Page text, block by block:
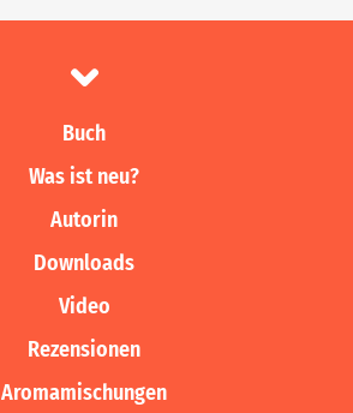
Buch
Was ist neu?
Autorin
Downloads
Video
Rezensionen
Aromamischungen